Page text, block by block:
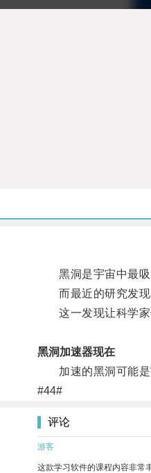
黑洞是宇宙中最吸
而最近的研究发现
这一发现让科学家
黑洞加速器现在
加速的黑洞可能是
#44#
评论
游客
这款学习软件的课程内容非常